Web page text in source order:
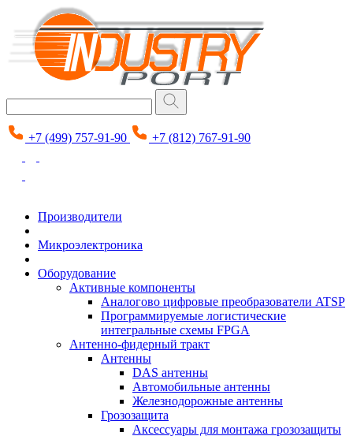
+7 (499) 757-91-90 +7 (812) 767-91-90
Производители
Микроэлектроника
Оборудование
Активные компоненты
Аналогово цифровые преобразователи ATSP
Программируемые логистические
интегральные схемы FPGA
Антенно-фидерный тракт
Антенны
DAS антенны
Автомобильные антенны
Железнодорожные антенны
Грозозащита
Аксессуары для монтажа грозозащиты